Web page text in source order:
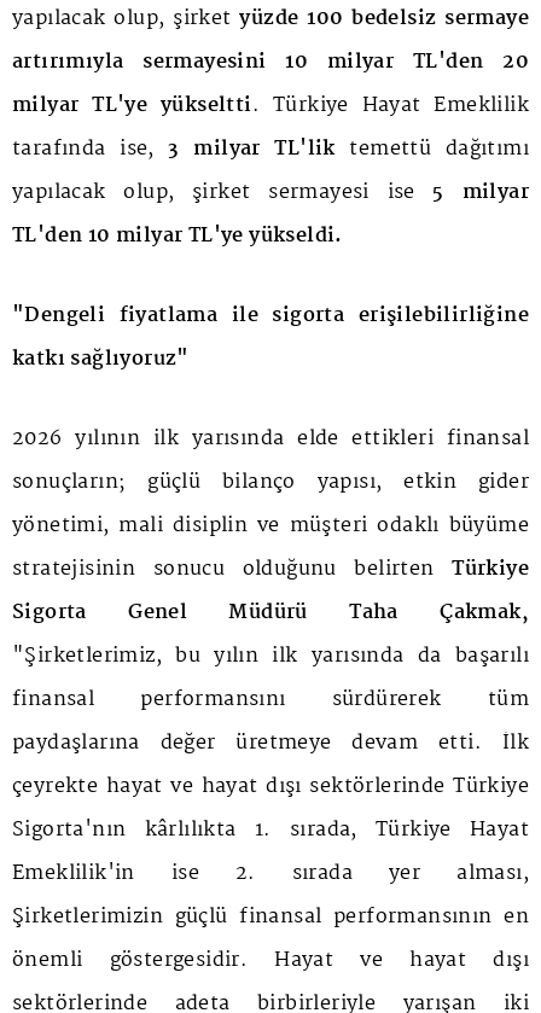
yapılacak olup, şirketyüzde 100 bedelsiz sermaye
artırımıyla
sermayesini 10 milyar TL'den 20
milyar TL'ye yükseltti. Türkiye Hayat Emeklilik
tarafında ise,3 milyar TL'liktemettü dağıtımı
yapılacak olup, şirket sermayesi ise 5 milyar
TL'den 10 milyar TL'ye yükseldi.
"Dengeli fiyatlama ile sigorta erişilebilirliğine
katkı sağlıyoruz"
2026 yılının ilk yarısında elde ettikleri finansal
sonuçların; güçlü bilanço yapısı, etkin gider
yönetimi, mali disiplin ve müşteri odaklı büyüme
stratejisinin sonucu olduğunu belirtenTürkiye
Sigorta Genel Müdürü Taha Çakmak,
"Şirketlerimiz, bu yılın ilk yarısında da başarılı
finansal performansını sürdürerek tüm
paydaşlarına değer üretmeye devam etti. İlk
çeyrekte hayat ve hayat dışı sektörlerinde Türkiye
Sigorta'nın kârlılıkta 1. sırada, Türkiye Hayat
Emeklilik'in ise 2. sırada yer alması,
Şirketlerimizin güçlü finansal performansının en
önemli göstergesidir. Hayat ve hayat dışı
sektörlerinde adeta birbirleriyle yarışan iki